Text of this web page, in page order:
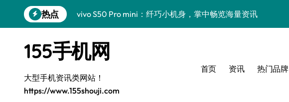
到
热点
vivo S50 Pro mini：纤巧小机身，掌中畅览海量资讯
三星Galaxy S26亮点大揭秘：创新科技，重塑手机新体验！
三星Galaxy Z Fold7前瞻：手机管家揭秘折叠屏新惊艳亮点
S25 Ultra颜值炸裂！定制主题引领潮流新体验
155手机网
大型手机资讯类网站！
https://www.155shouji.com
首页 资讯 热门品牌